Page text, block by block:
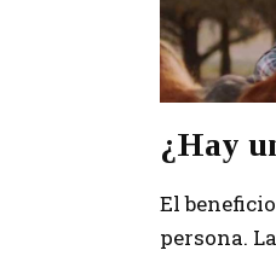
¿Hay
El
persona.